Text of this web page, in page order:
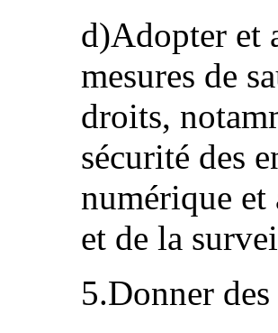
d)Adopter et
mesures de
droits,
sécurité des
numérique et
et de la
5.Donner